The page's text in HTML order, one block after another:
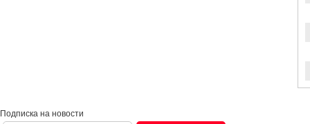
Подписка на новости